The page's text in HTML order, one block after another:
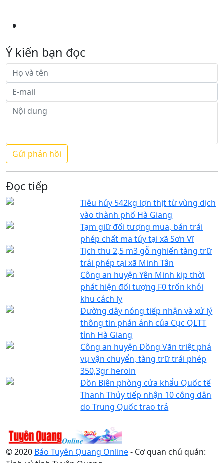
Ý kiến bạn đọc
Đọc tiếp
Tiêu hủy 542kg lợn thịt từ vùng dịch
vào thành phố Hà Giang
Tạm giữ đối tượng mua, bán trái
phép chất ma túy tại xã Sơn Vĩ
Tịch thu 2,5 m3 gỗ nghiến tàng trữ
trái phép tại xã Minh Tân
Công an huyện Yên Minh kịp thời
phát hiện đối tượng F0 trốn khỏi
khu cách ly
Đường dây nóng tiếp nhận và xử lý
thông tin phản ánh của Cục QLTT
tỉnh Hà Giang
Công an huyện Đồng Văn triệt phá
vụ vận chuyển, tàng trữ trái phép
350,3gr heroin
Đồn Biên phòng cửa khẩu Quốc tế
Thanh Thủy tiếp nhận 10 công dân
do Trung Quốc trao trả
© 2020 Báo Tuyên Quang Online- Cơ quan chủ quản: